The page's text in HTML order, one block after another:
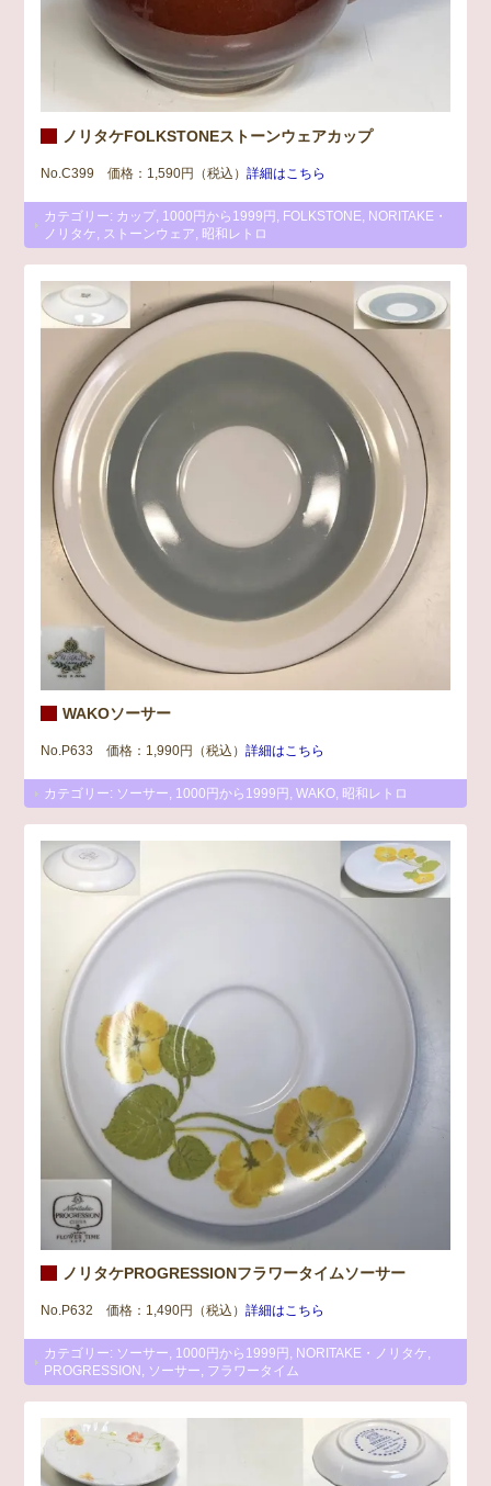
ノリタケFOLKSTONEストーンウェアカップ
No.C399 価格：1,590円（税込）詳細はこちら
カテゴリー: カップ 1000円から1999円 FOLKSTONE
NORITAKE・
ノリタケ
ストーンウェア 昭和レトロ
WAKOソーサー
No.P633 価格：1,990円（税込）詳細はこちら
カテゴリー: ソーサー 1000円から1999円 ,WAKO 昭和レトロ
ノリタケPROGRESSIONフラワータイムソーサー
No.P632 価格：1,490円（税込）詳細はこちら
カテゴリー: ソーサー 1000円から1999円 NORITAKE・ノリタケ
PROGRESSION
ソーサー フラワータイム